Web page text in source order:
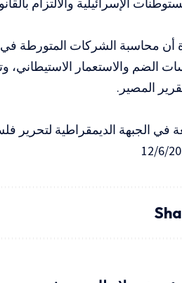
أن محاسبة الشركات المتورطة
الضم والاستعمار
المصير.
في الجبهة الديمقراطية لتحرير